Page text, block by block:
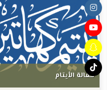
كفالة الأيتام